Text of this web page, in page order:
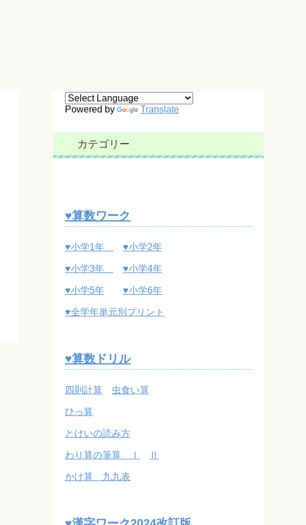
Powered by Translate
カテゴリー
♥算数ワーク
♥小学1年 ♥小学2年
♥小学3年 ♥小学4年
♥小学5年 ♥小学6年
♥全学年単元別プリント
♥算数ドリル
四則計算 虫食い算
ひっ算
とけいの読み方
わり算の筆算 Ⅰ Ⅱ
かけ算 九九表